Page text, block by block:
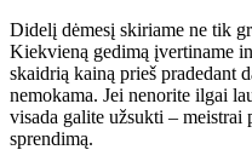
Didelį dėmesį skiriame ne tik
Kiekvieną gedimą įvertiname
skaidrią kainą prieš pradedant
nemokama. Jei nenorite ilgai
visada galite užsukti – meistrai
sprendimą.